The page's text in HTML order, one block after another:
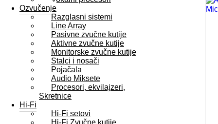
Ozvučenje
Razglasni sistemi
Line Array
Pasivne zvučne kutije
Aktivne zvučne kutije
Monitorske zvučne kutije
Stalci i nosači
Pojačala
Audio Miksete
Procesori, ekvilajzeri,
Skretnice
Hi-Fi
Hi-Fi setovi
Hi-Fi Zvučne kutije